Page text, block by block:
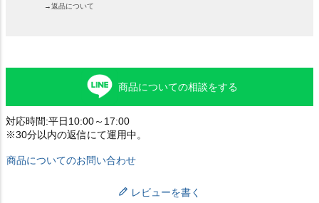
→返品について
商品についての相談をする
対応時間:平日10:00～17:00
※30分以内の返信にて運用中。
商品についてのお問い合わせ
レビューを書く